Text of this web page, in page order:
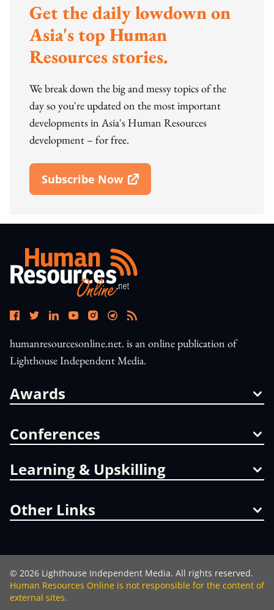
Get the daily lowdown on
Asia's top Human
Resources stories.
We break down the big and messy topics of the
day so you're updated on the most important
developments in Asia's Human Resources
development – for free.
Subscribe Now
Open In New Window
humanresourcesonline.net. is an online publication of
Lighthouse Independent Media.
Awards
Conferences
Learning & Upskilling
Other Links
© 2026 Lighthouse Independent Media. All rights reserved.
Human Resources Online is not responsible for the content of
external sites.